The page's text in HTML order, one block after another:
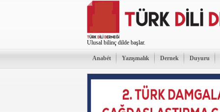
Ulusal bilinç dilde başlar.
Anabét Yazışmalık Dernek Duyuru